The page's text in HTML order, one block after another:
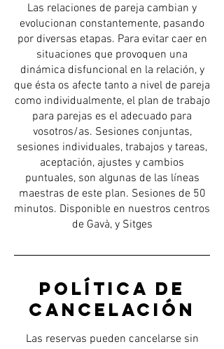
Las relaciones de pareja cambian y
evolucionan constantemente, pasando
por diversas etapas. Para evitar caer en
situaciones que provoquen una
dinámica disfuncional en la relación, y
que ésta os afecte tanto a nivel de pareja
como individualmente, el plan de trabajo
para parejas es el adecuado para
vosotros/as. Sesiones conjuntas,
sesiones individuales, trabajos y tareas,
aceptación, ajustes y cambios
puntuales, son algunas de las líneas
maestras de este plan. Sesiones de 50
minutos. Disponible en nuestros centros
de Gavà, y Sitges
Política de
cancelación
Las reservas pueden cancelarse sin